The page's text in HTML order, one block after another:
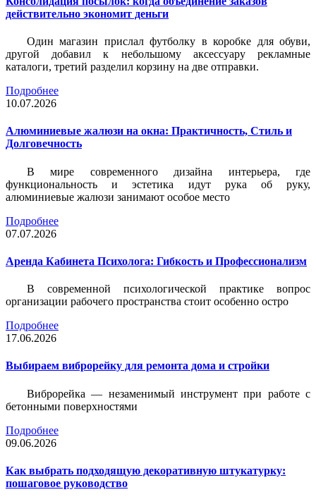
действительно экономит деньги
Один магазин прислал футболку в коробке для обуви,
другой добавил к небольшому аксессуару рекламные
каталоги, третий разделил корзину на две отправки.
Подробнее
10.07.2026
Алюминиевые жалюзи на окна: Практичность, Стиль и
Долговечность
В мире современного дизайна интерьера, где
функциональность и эстетика идут рука об руку,
алюминиевые жалюзи занимают особое место
Подробнее
07.07.2026
Аренда Кабинета Психолога: Гибкость и Профессионализм
В современной психологической практике вопрос
организации рабочего пространства стоит особенно остро
Подробнее
17.06.2026
Выбираем виброрейку для ремонта дома и стройки
Виброрейка — незаменимый инструмент при работе с
бетонными поверхностями
Подробнее
09.06.2026
Как выбрать подходящую декоративную штукатурку:
пошаговое руководство